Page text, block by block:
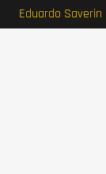
Eduardo Saverin